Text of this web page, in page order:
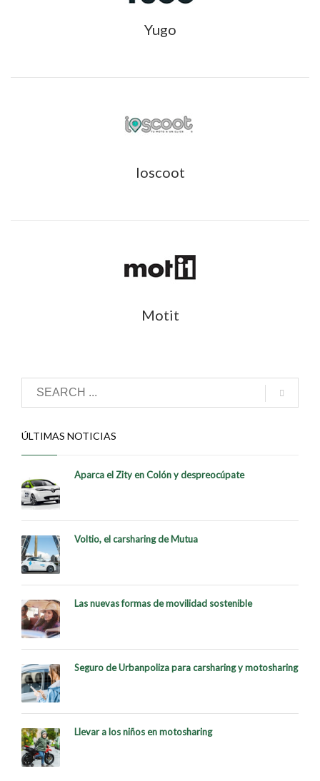
Yugo
Ioscoot
Motit
ÚLTIMAS NOTICIAS
Aparca el Zity en Colón y despreocúpate
Voltio, el carsharing de Mutua
Las nuevas formas de movilidad sostenible
Seguro de Urbanpoliza para carsharing y motosharing
Llevar a los niños en motosharing